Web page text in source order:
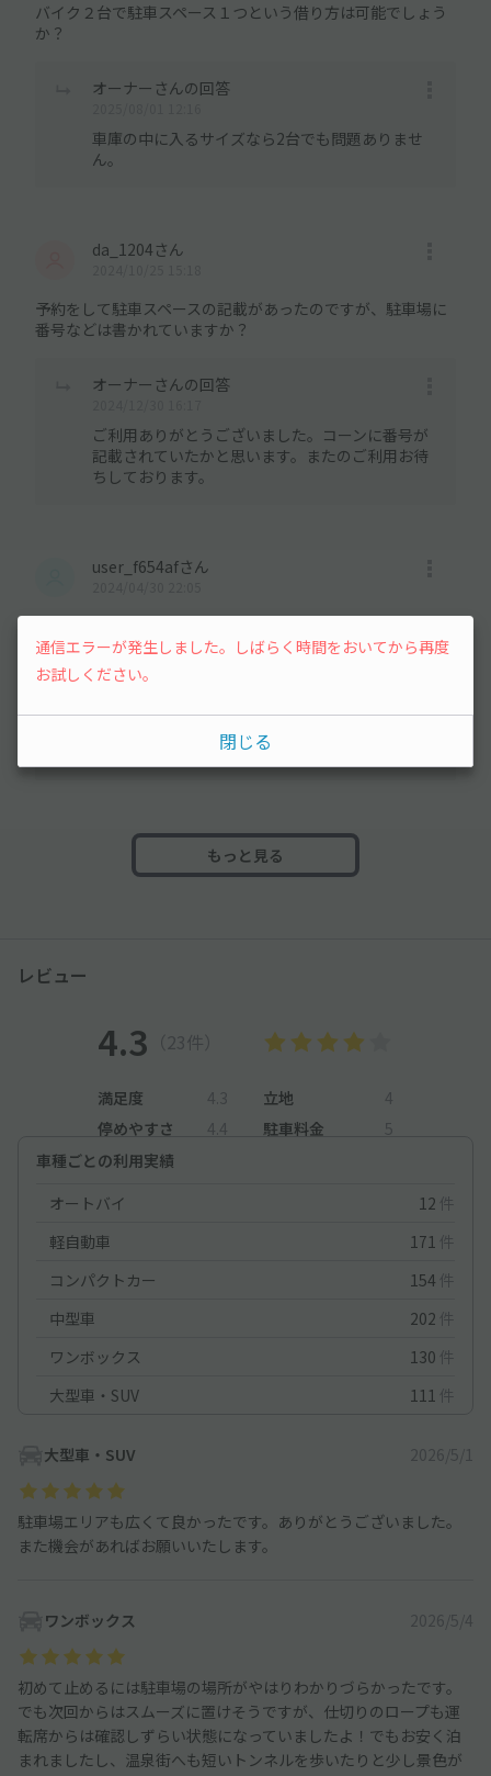
バイク２台で駐車スペース１つという借り方は可能でしょう
か？
オーナーさんの回答
車庫の中に入るサイズなら2台でも問題ありませ
ん。
da_1204さん
予約をして駐車スペースの記載があったのですが、駐車場に
番号などは書かれていますか？
オーナーさんの回答
ご利用ありがとうございました。コーンに番号が
記載されていたかと思います。またのご利用お待
ちしております。
user_f654afさん
か？
2024/05/02 05:28
一日のご利用の中でお車の出し入れは可能です。
もっと見る
レビュー
4.3 （23件）
満足度 4.3 立地
4
停めやすさ
4.4 駐車料金
5
車種ごとの利用実績
オートバイ
12 件
軽自動車
171 件
コンパクトカー
154 件
中型車
202 件
ワンボックス
130 件
大型車・SUV
111 件
大型車・SUV 2026/5/1
駐車場エリアも広くて良かったです。ありがとうございました。
また機会があればお願いいたします。
ワンボックス 2026/5/4
初めて止めるには駐車場の場所がやはりわかりづらかったです。
でも次回からはスムーズに置けそうですが、仕切りのロープも運
転席からは確認しずらい状態になっていましたよ！でもお安く泊
まれましたし、温泉街へも短いトンネルを歩いたりと少し景色が
通信エラーが発生しました。しばらく時間をおいてから再度
お試しください。
閉じる